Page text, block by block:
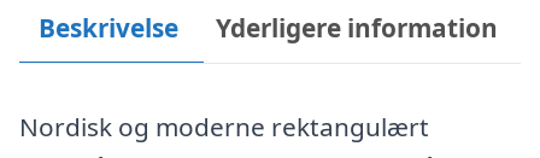
Beskrivelse Yderligere information
Nordisk og moderne rektangulært